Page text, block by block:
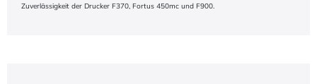
Zuverlässigkeit der Drucker F370, Fortus 450mc und F900.